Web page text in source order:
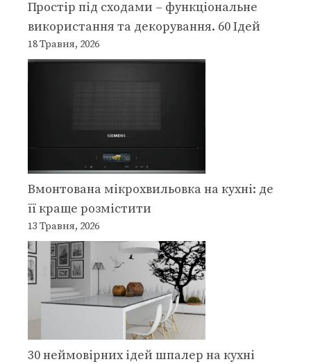
Простір під сходами – функціональне
використання та декорування. 60 Ідей
18 Травня, 2026
Вмонтована мікрохвильовка на кухні: де
її краще розмістити
13 Травня, 2026
30 неймовірних ідей шпалер на кухні